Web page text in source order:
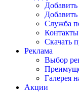
Служба
Контакты
Скачать
Реклама
Выбор
Галерея
Акции